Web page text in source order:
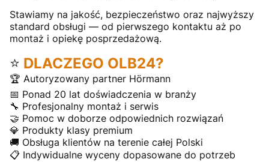
Stawiamy na jakość, bezpieczeństwo oraz najwyższy
standard obsługi — od pierwszego kontaktu aż po
montaż i opiekę posprzedażową.
⭐ DLACZEGO OLB24?
🏆 Autoryzowany partner Hörmann
📅 Ponad 20 lat doświadczenia w branży
🔧 Profesjonalny montaż i serwis
🤝 Pomoc w doborze odpowiednich rozwiązań
💎 Produkty klasy premium
🚚 Obsługa klientów na terenie całej Polski
📋 Indywidualne wyceny dopasowane do potrzeb